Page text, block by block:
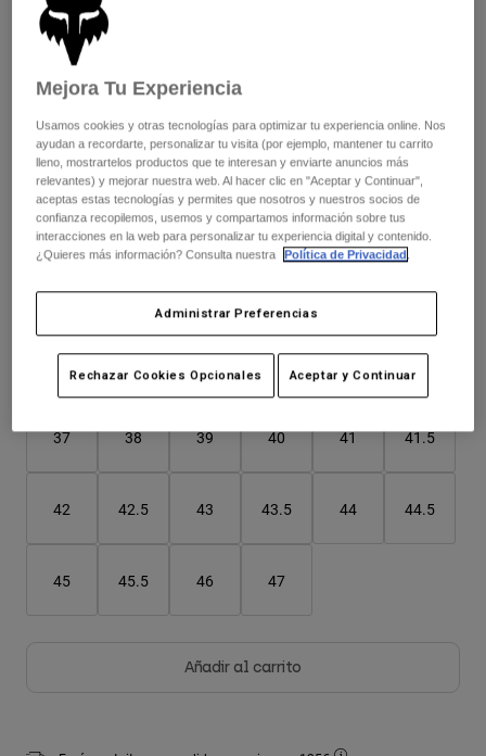
Explorar MTB
Product Help
Guía de Equipamiento de MTB
Guía de cuidado de cascos
Explorar Moto
Product Help
Guía de Equipamiento de Moto
Guía de cuidado de cascos
Guía de cuidado de las botas
Camisetas
Sudaderas
Ver todo
Accesorios
Gorras y Gorros
Bolsas y Mochilas
Calcetines
Otros Accesorios
Ver todo
Chaquetas
Calcetines
Ver todo
Ropa Casual
Tops
Sudaderas
Bañadores
Accesorios
Bolsas y Mochilas
Este modelo talla grande; te recomendamos pedir una talla
menos para un mejor ajuste.
Color -Negro
seleccionado
Cuadro de tallas
37 38 39 40 41 41.5
42 42.5 43 43.5 44 44.5
45 45.5 46 47
Añadir al carrito
Mejora Tu Experiencia
Usamos cookies y otras tecnologías para optimizar tu experiencia online. Nos
ayudan a recordarte, personalizar tu visita (por ejemplo, mantener tu carrito
lleno, mostrartelos productos que te interesan y enviarte anuncios más
relevantes) y mejorar nuestra web. Al hacer clic en "Aceptar y Continuar",
aceptas estas tecnologías y permites que nosotros y nuestros socios de
confianza recopilemos, usemos y compartamos información sobre tus
interacciones en la web para personalizar tu experiencia digital y contenido.
¿Quieres más información? Consulta nuestra
Política de Privacidad.
Administrar Preferencias
Rechazar Cookies Opcionales Aceptar y Continuar